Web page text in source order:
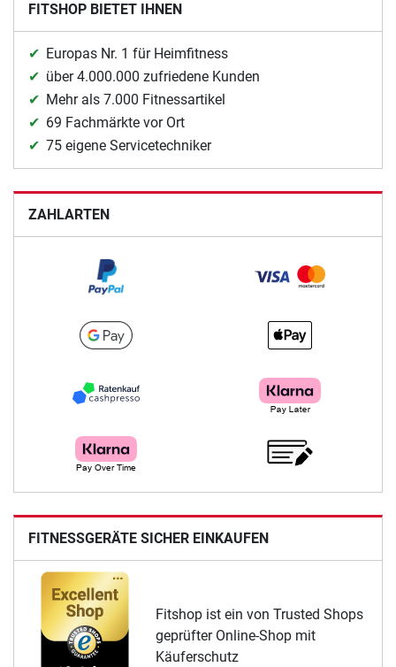
FITSHOP BIETET IHNEN
Europas Nr. 1 für Heimfitness
über 4.000.000 zufriedene Kunden
Mehr als 7.000 Fitnessartikel
69 Fachmärkte vor Ort
75 eigene Servicetechniker
ZAHLARTEN
FITNESSGERÄTE SICHER EINKAUFEN
Fitshop ist ein von Trusted Shops
geprüfter Online-Shop mit
Käuferschutz